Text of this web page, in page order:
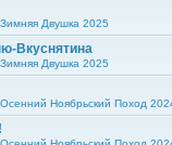
Зимняя Двушка 2025
Вкуснятина
Зимняя Двушка 2025
Осенний Ноябрьский Поход